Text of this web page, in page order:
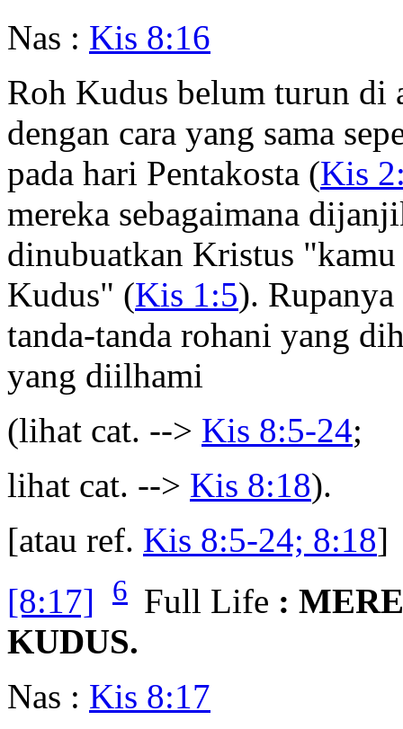
Nas : Kis 8:16
Roh Kudus belum turun di
dengan cara yang sama
pada hari Pentakosta (Kis
mereka sebagaimana
dinubuatkan Kristus
Kudus" (Kis 1:5).
tanda-tanda rohani yang
yang diilhami
(lihat cat. --> Kis 8:5-24;
lihat cat. --> Kis 8:18).
[atau ref. Kis 8:5-24; 8:18]
[8:17]
6 Full Life :
KUDUS.
Nas : Kis 8:17